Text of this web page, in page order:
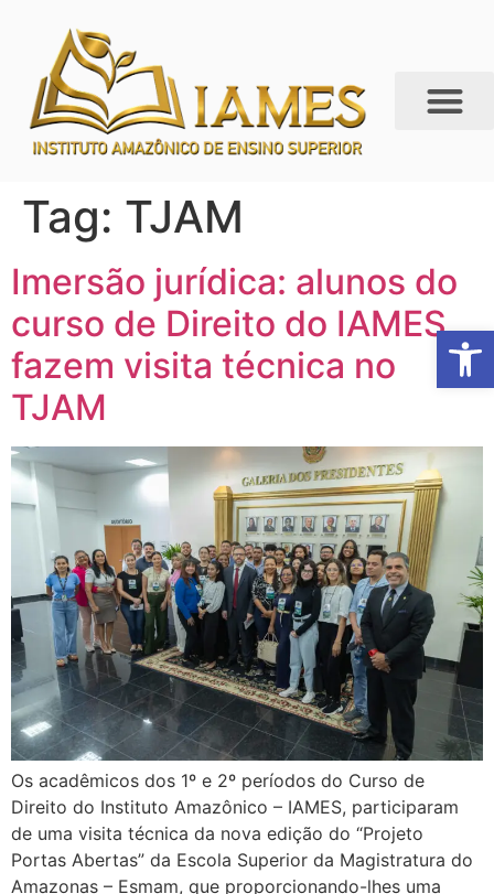
Abrir
Tag: TJAM
Imersão jurídica: alunos do
curso de Direito do IAMES
fazem visita técnica no
TJAM
Os acadêmicos dos 1º e 2º períodos do Curso de
Direito do Instituto Amazônico – IAMES, participaram
de uma visita técnica da nova edição do “Projeto
Portas Abertas” da Escola Superior da Magistratura do
Amazonas – Esmam, que proporcionando-lhes uma